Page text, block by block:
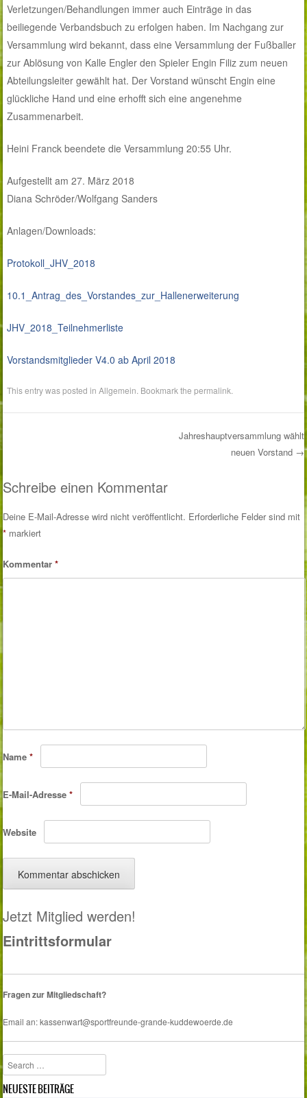
Verletzungen/Behandlungen immer auch Einträge in das
beiliegende Verbandsbuch zu erfolgen haben. Im Nachgang zur
Versammlung wird bekannt, dass eine Versammlung der Fußballer
zur Ablösung von Kalle Engler den Spieler Engin Filiz zum neuen
Abteilungsleiter gewählt hat. Der Vorstand wünscht Engin eine
glückliche Hand und eine erhofft sich eine angenehme
Zusammenarbeit.
Heini Franck beendete die Versammlung 20:55 Uhr.
Aufgestellt am 27. März 2018
Diana Schröder/Wolfgang Sanders
Anlagen/Downloads:
Protokoll_JHV_2018
10.1_Antrag_des_Vorstandes_zur_Hallenerweiterung
JHV_2018_Teilnehmerliste
Vorstandsmitglieder V4.0 ab April 2018
This entry was posted inAllgemein . Bookmark thepermalink
Jahreshauptversammlung wählt
neuen Vorstand →
Schreibe einen Kommentar
Deine E-Mail-Adresse wird nicht veröffentlicht. Erforderliche Felder sind mit
* markiert
Kommentar*
Name*
E-Mail-Adresse*
Website
Jetzt Mitglied werden!
Eintrittsformular
Fragen zur Mitgliedschaft?
Email an: kassenwart@sportfreunde-grande-kuddewoerde.de
Search
NEUESTE BEITRÄGE